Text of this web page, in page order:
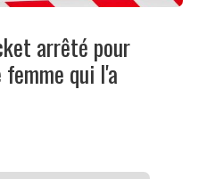
arrêté pour
qui l'a